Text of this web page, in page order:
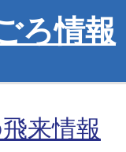
ろ情報
来情報